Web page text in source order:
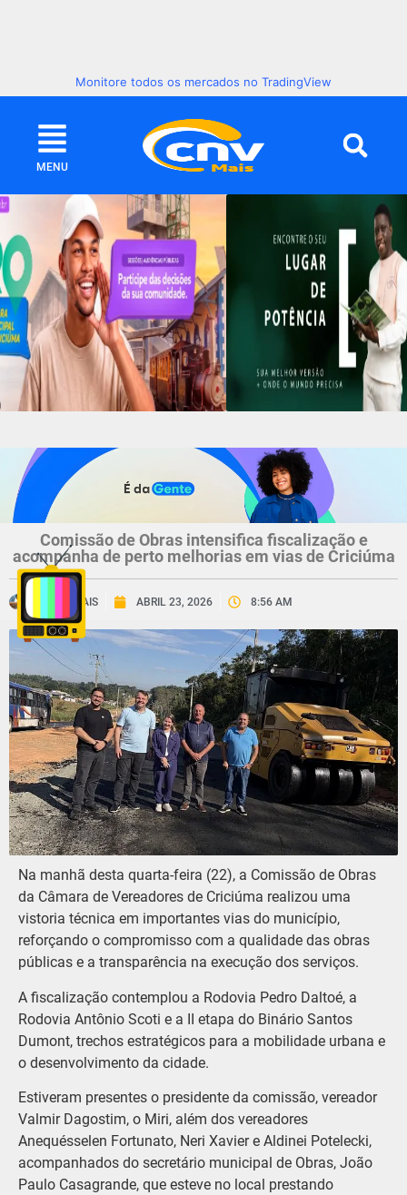
Monitore todos os mercados no TradingView
MENU
Comissão de Obras intensifica fiscalização e
acompanha de perto melhorias em vias de Criciúma
CNV MAIS ABRIL 23, 2026 8:56 AM
Na manhã desta quarta-feira (22), a Comissão de Obras
da Câmara de Vereadores de Criciúma realizou uma
vistoria técnica em importantes vias do município,
reforçando o compromisso com a qualidade das obras
públicas e a transparência na execução dos serviços.
A fiscalização contemplou a Rodovia Pedro Daltoé, a
Rodovia Antônio Scoti e a II etapa do Binário Santos
Dumont, trechos estratégicos para a mobilidade urbana e
o desenvolvimento da cidade.
Estiveram presentes o presidente da comissão, vereador
Valmir Dagostim, o Miri, além dos vereadores
Anequésselen Fortunato, Neri Xavier e Aldinei Potelecki,
acompanhados do secretário municipal de Obras, João
Paulo Casagrande, que esteve no local prestando